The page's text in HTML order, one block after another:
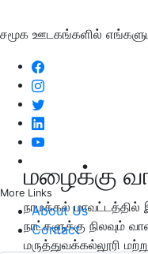
சமூக ஊடகங்களில்
More Links
About Us
Contact
மழைக்கு
நாமக்கல் மாவட்டத்தில்
நாட்களுக்கு நிலவும்
மருத்துவக்கல்லூரி